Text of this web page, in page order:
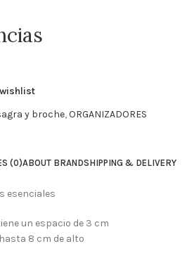
y broche,ORGANIZADORES
(0)ABOUT BRANDSHIPPING & DELIVERY
esenciales
un espacio de 3 cm
8 cm de alto